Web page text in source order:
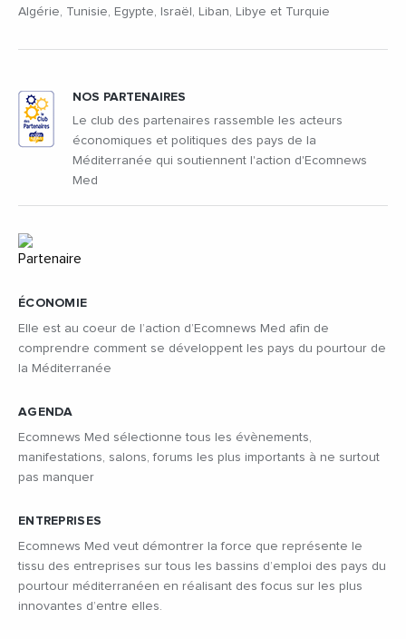
Algérie, Tunisie, Egypte, Israël, Liban, Libye et Turquie
ÉCONOMIE
Elle est au coeur de l’action d’Ecomnews Med afin de
comprendre comment se développent les pays du pourtour de
la Méditerranée
AGENDA
Ecomnews Med sélectionne tous les évènements,
manifestations, salons, forums les plus importants à ne surtout
pas manquer
ENTREPRISES
Ecomnews Med veut démontrer la force que représente le
tissu des entreprises sur tous les bassins d’emploi des pays du
pourtour méditerranéen en réalisant des focus sur les plus
innovantes d’entre elles.
NOS PARTENAIRES
Le club des partenaires rassemble les acteurs
économiques et politiques des pays de la
Méditerranée qui soutiennent l'action d'Ecomnews
Med